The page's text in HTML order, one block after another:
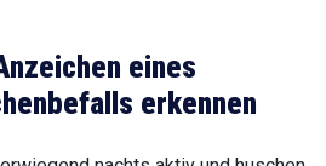
eines
erkennen